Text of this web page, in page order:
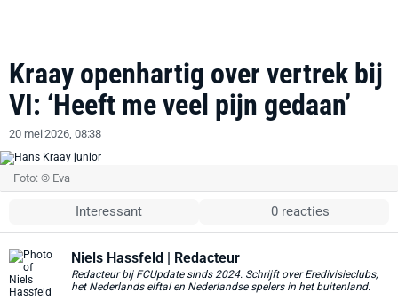
Kraay openhartig over vertrek bij
VI: ‘Heeft me veel pijn gedaan’
20 mei 2026, 08:38
Foto: © Eva
Interessant 0 reacties
Niels Hassfeld | Redacteur
Redacteur bij FCUpdate sinds 2024. Schrijft over Eredivisieclubs,
het Nederlands elftal en Nederlandse spelers in het buitenland.